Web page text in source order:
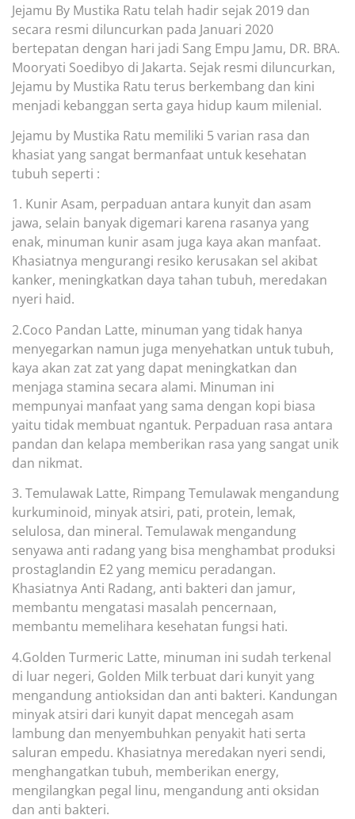
Jejamu By Mustika Ratu telah hadir sejak 2019 dan
secara resmi diluncurkan pada Januari 2020
bertepatan dengan hari jadi Sang Empu Jamu, DR. BRA.
Mooryati Soedibyo di Jakarta. Sejak resmi diluncurkan,
Jejamu by Mustika Ratu terus berkembang dan kini
menjadi kebanggan serta gaya hidup kaum milenial.
Jejamu by Mustika Ratu memiliki 5 varian rasa dan
khasiat yang sangat bermanfaat untuk kesehatan
tubuh seperti :
1. Kunir Asam, perpaduan antara kunyit dan asam
jawa, selain banyak digemari karena rasanya yang
enak, minuman kunir asam juga kaya akan manfaat.
Khasiatnya mengurangi resiko kerusakan sel akibat
kanker, meningkatkan daya tahan tubuh, meredakan
nyeri haid.
2.Coco Pandan Latte, minuman yang tidak hanya
menyegarkan namun juga menyehatkan untuk tubuh,
kaya akan zat zat yang dapat meningkatkan dan
menjaga stamina secara alami. Minuman ini
mempunyai manfaat yang sama dengan kopi biasa
yaitu tidak membuat ngantuk. Perpaduan rasa antara
pandan dan kelapa memberikan rasa yang sangat unik
dan nikmat.
3. Temulawak Latte, Rimpang Temulawak mengandung
kurkuminoid, minyak atsiri, pati, protein, lemak,
selulosa, dan mineral. Temulawak mengandung
senyawa anti radang yang bisa menghambat produksi
prostaglandin E2 yang memicu peradangan.
Khasiatnya Anti Radang, anti bakteri dan jamur,
membantu mengatasi masalah pencernaan,
membantu memelihara kesehatan fungsi hati.
4.Golden Turmeric Latte, minuman ini sudah terkenal
di luar negeri, Golden Milk terbuat dari kunyit yang
mengandung antioksidan dan anti bakteri. Kandungan
minyak atsiri dari kunyit dapat mencegah asam
lambung dan menyembuhkan penyakit hati serta
saluran empedu. Khasiatnya meredakan nyeri sendi,
menghangatkan tubuh, memberikan energy,
mengilangkan pegal linu, mengandung anti oksidan
dan anti bakteri.